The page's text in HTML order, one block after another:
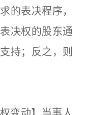
的表决程序，
决权的股东通
持；反之，则